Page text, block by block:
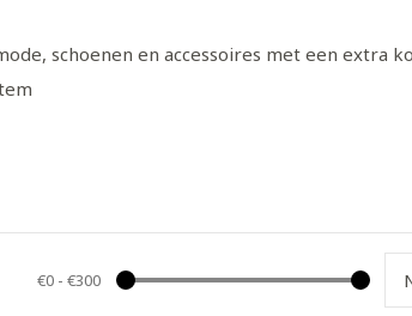
schoenen en accessoires met een extra
€0- €300